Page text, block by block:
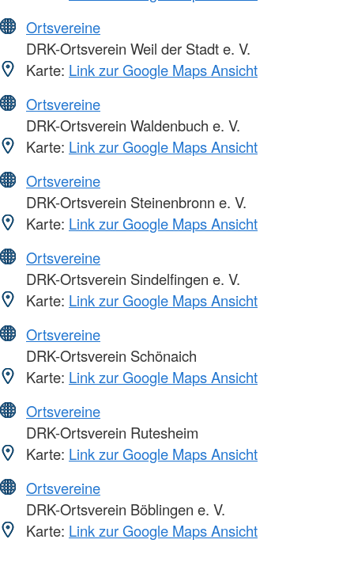
Ortsvereine
DRK-Ortsverein Weil der Stadt e. V.
Karte: Link zur Google Maps Ansicht
Ortsvereine
DRK-Ortsverein Waldenbuch e. V.
Karte: Link zur Google Maps Ansicht
Ortsvereine
DRK-Ortsverein Steinenbronn e. V.
Karte: Link zur Google Maps Ansicht
Ortsvereine
DRK-Ortsverein Sindelfingen e. V.
Karte: Link zur Google Maps Ansicht
Ortsvereine
DRK-Ortsverein Schönaich
Karte: Link zur Google Maps Ansicht
Ortsvereine
DRK-Ortsverein Rutesheim
Karte: Link zur Google Maps Ansicht
Ortsvereine
DRK-Ortsverein Böblingen e. V.
Karte: Link zur Google Maps Ansicht